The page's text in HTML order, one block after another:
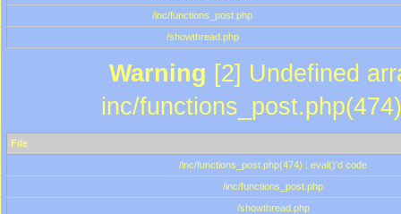
/inc/functions_post.php
/showthread.php
Warning [2] Undefined
inc/
File
/inc/functions_post.php(474) : eval()'d code
/inc/functions_post.php
/showthread.php